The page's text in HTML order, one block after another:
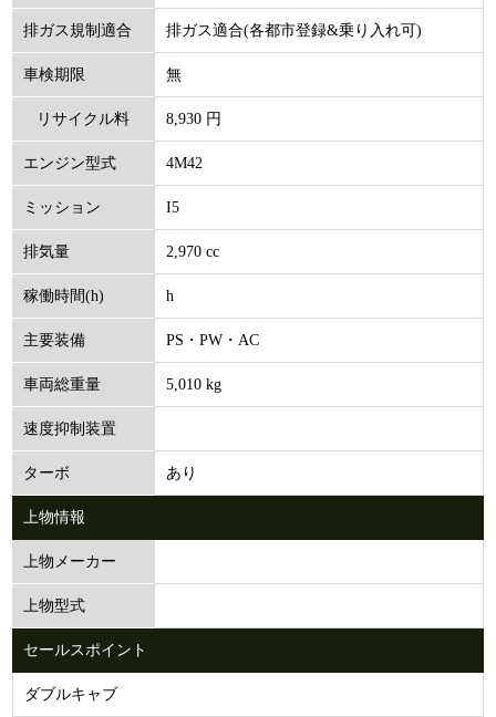
排ガス規制適合 排ガス適合(各都市登録&乗り入れ可)
車検期限 無
リサイクル料
(円)
8,930 円
エンジン型式 4M42
ミッション I5
排気量 2,970 cc
稼働時間(h) h
主要装備 PS・PW・AC
車両総重量 5,010 kg
速度抑制装置
ターボ あり
上物情報
上物メーカー
上物型式
セールスポイント
ダブルキャブ